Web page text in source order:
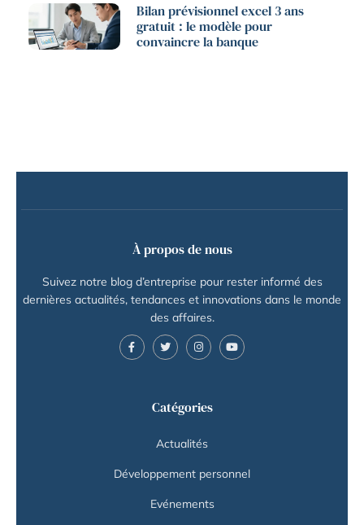
Bilan prévisionnel excel 3 ans
gratuit : le modèle pour
convaincre la banque
À propos de nous
Suivez notre blog d’entreprise pour rester informé des
dernières actualités, tendances et innovations dans le monde
des affaires.
Catégories
Actualités
Développement personnel
Evénements